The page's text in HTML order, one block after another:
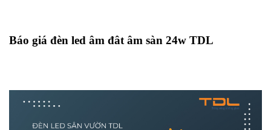
Báo giá đèn led âm đât âm sàn 24w TDL